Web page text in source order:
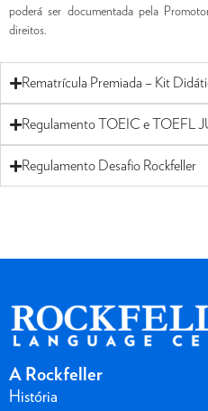
poderá ser documentada pela
direitos.
Rematrícula Premiada – Kit
Regulamento TOEIC e TOEFL
Regulamento Desafio Rockfeller
A Rockfeller
História